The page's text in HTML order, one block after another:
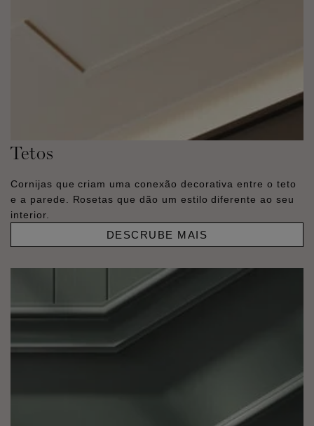
Tetos
Cornijas que criam uma conexão decorativa entre o teto
e a parede. Rosetas que dão um estilo diferente ao seu
interior.
DESCRUBE MAIS